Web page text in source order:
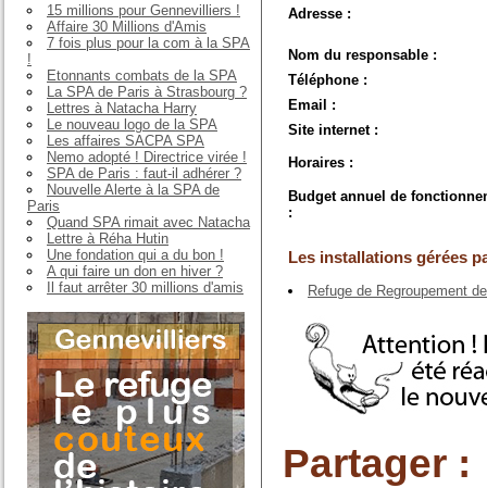
15 millions pour Gennevilliers !
Affaire 30 Millions d'Amis
7 fois plus pour la com à la SPA
!
Etonnants combats de la SPA
La SPA de Paris à Strasbourg ?
Lettres à Natacha Harry
Le nouveau logo de la SPA
Les affaires SACPA SPA
Nemo adopté ! Directrice virée !
SPA de Paris : faut-il adhérer ?
Nouvelle Alerte à la SPA de
Paris
Quand SPA rimait avec Natacha
Lettre à Réha Hutin
Une fondation qui a du bon !
A qui faire un don en hiver ?
Il faut arrêter 30 millions d'amis
Adresse :
Nom du responsable :
Téléphone :
Email :
Site internet :
Horaires :
Budget annuel de
:
Les installations gérées
Refuge de Regroupement
Partager :